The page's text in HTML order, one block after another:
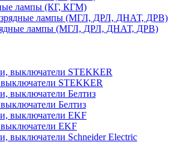
лампы (КГ, КГМ)
лампы (МГЛ, ДРЛ, ДНАТ, ДРВ)
выключатели STEKKER
Белтиз
выключатели EKF